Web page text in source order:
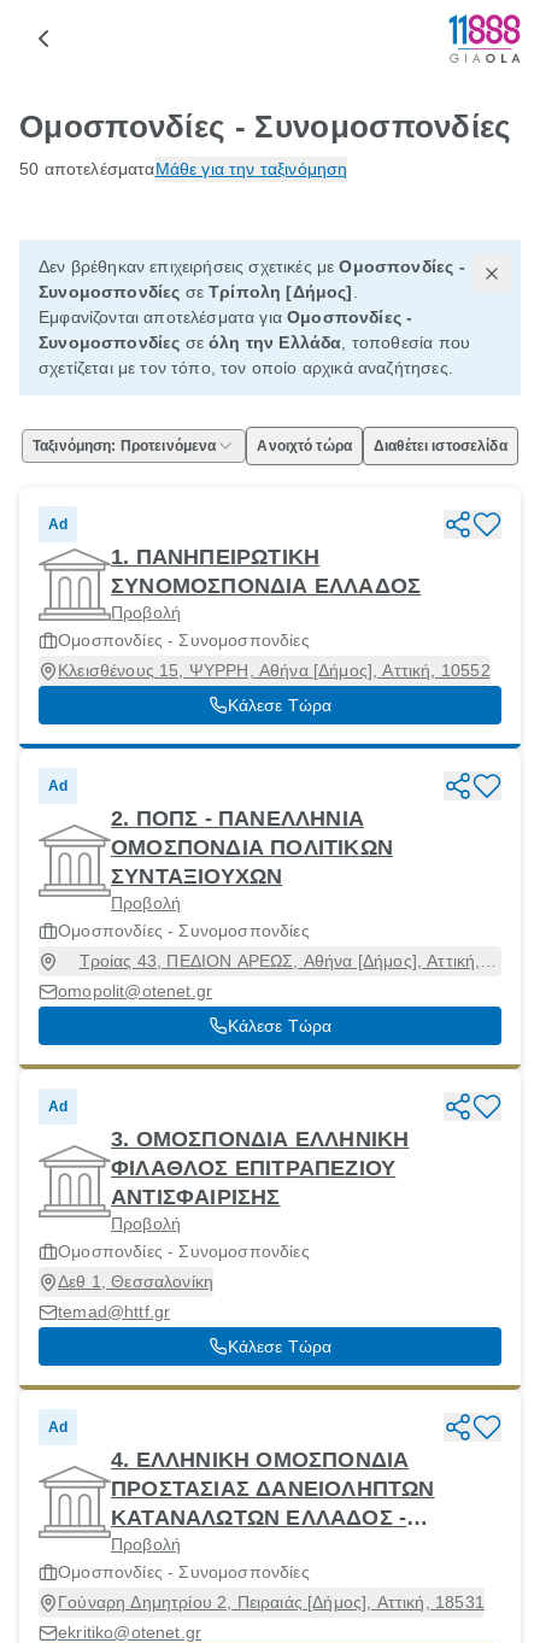
Ομοσπονδίες - Συνομοσπονδίες
50 αποτελέσματαΜάθε για την ταξινόμηση
Δεν βρέθηκαν επιχειρήσεις σχετικές μεΟμοσπονδίες -
Συνομοσπονδίες σεΤρίπολη [Δήμος]
Εμφανίζονται αποτελέσματα γιαΟμοσπονδίες -
Συνομοσπονδίες σεόλη την Ελλάδα , τοποθεσία που
σχετίζεται με τον τόπο, τον οποίο αρχικά αναζήτησες.
Ταξινόμηση: Προτεινόμενα Ανοιχτό τώρα Διαθέτει ιστοσελίδα
Ad
1. ΠΑΝΗΠΕΙΡΩΤΙΚΗ
ΣΥΝΟΜΟΣΠΟΝΔΙΑ ΕΛΛΑΔΟΣ
Προβολή
Ομοσπονδίες - Συνομοσπονδίες
Κλεισθένους 15, ΨΥΡΡΗ, Αθήνα [Δήμος], Αττική, 10552
Κάλεσε Τώρα
Ad
2. ΠΟΠΣ - ΠΑΝΕΛΛΗΝΙΑ
ΟΜΟΣΠΟΝΔΙΑ ΠΟΛΙΤΙΚΩΝ
ΣΥΝΤΑΞΙΟΥΧΩΝ
Προβολή
Ομοσπονδίες - Συνομοσπονδίες
Τροίας 43, ΠΕΔΙΟΝ ΑΡΕΩΣ, Αθήνα [Δήμος], Αττική,
omopolit@otenet.gr
Κάλεσε Τώρα
Ad
3. ΟΜΟΣΠΟΝΔΙΑ ΕΛΛΗΝΙΚΗ
ΦΙΛΑΘΛΟΣ ΕΠΙΤΡΑΠΕΖΙΟΥ
ΑΝΤΙΣΦΑΙΡΙΣΗΣ
Προβολή
Ομοσπονδίες - Συνομοσπονδίες
Δεθ 1, Θεσσαλονίκη
temad@httf.gr
Κάλεσε Τώρα
Ad
4. ΕΛΛΗΝΙΚΗ ΟΜΟΣΠΟΝΔΙΑ
ΠΡΟΣΤΑΣΙΑΣ ΔΑΝΕΙΟΛΗΠΤΩΝ
ΚΑΤΑΝΑΛΩΤΩΝ ΕΛΛΑΔΟΣ -
ΚΡΗΤΙΚΟΣ Σ. ΕΥΑΓΓΕΛΟΣ
ΠΡΟΕΔΡΟΣ ΔΑΝΕΙΟΛΗΠΤΩΝ
Προβολή
Ομοσπονδίες - Συνομοσπονδίες
Γούναρη Δημητρίου 2, Πειραιάς [Δήμος], Αττική, 18531
ekritiko@otenet.gr